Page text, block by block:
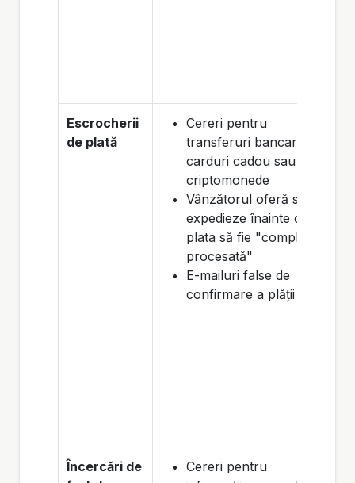
Escrocherii
de plată
Cereri pentru
transferuri bancare,
carduri cadou sau
criptomonede
Vânzătorul oferă să
expedieze înainte ca
plata să fie "complet
procesată"
E-mailuri false de
confirmare a plății
Încercări de
Cereri pentru